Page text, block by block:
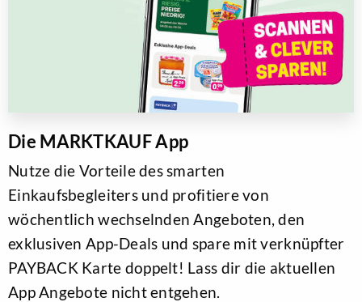
Die MARKTKAUF App
Nutze die Vorteile des smarten
Einkaufsbegleiters und profitiere von
wöchentlich wechselnden Angeboten, den
exklusiven App-Deals und spare mit verknüpfter
PAYBACK Karte doppelt! Lass dir die aktuellen
App Angebote nicht entgehen.